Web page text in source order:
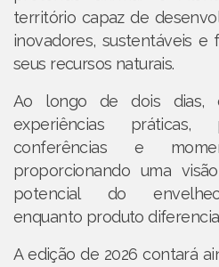
território capaz de
inovadores, sustentáveis
seus recursos naturais.
Ao longo de dois dias,
experiências práticas,
conferências e
proporcionando uma
potencial do
enquanto produto
A edição de 2026 contará